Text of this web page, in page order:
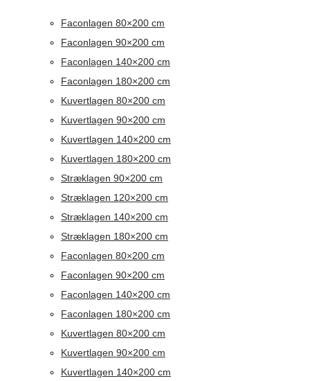
Faconlagen 80×200 cm
Faconlagen 90×200 cm
Faconlagen 140×200 cm
Faconlagen 180×200 cm
Kuvertlagen 80×200 cm
Kuvertlagen 90×200 cm
Kuvertlagen 140×200 cm
Kuvertlagen 180×200 cm
Stræklagen 90×200 cm
Stræklagen 120×200 cm
Stræklagen 140×200 cm
Stræklagen 180×200 cm
Faconlagen 80×200 cm
Faconlagen 90×200 cm
Faconlagen 140×200 cm
Faconlagen 180×200 cm
Kuvertlagen 80×200 cm
Kuvertlagen 90×200 cm
Kuvertlagen 140×200 cm